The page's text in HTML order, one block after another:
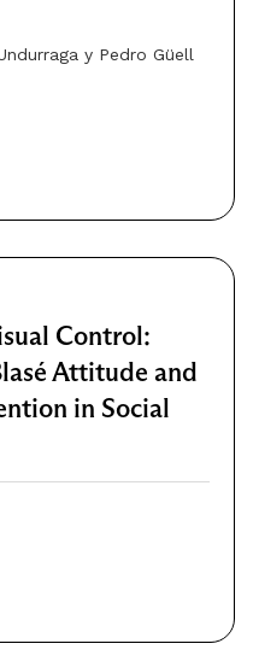
y Pedro Güell
Control:
Attitude and
in Social